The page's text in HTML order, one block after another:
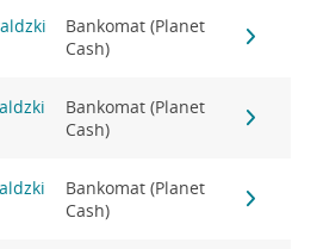
Bankomat (Planet
Cash)
Bankomat (Planet
Cash)
Bankomat (Planet
Cash)